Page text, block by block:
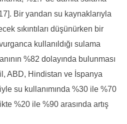
Bir yandan su kaynaklarıyla
sıkıntıları düşünürken bir
kullanıldığı sulama
%82 dolayında bulunması
ABD, Hindistan ve İspanya
su kullanımında %30 ile %70
%20 ile %90 arasında artış